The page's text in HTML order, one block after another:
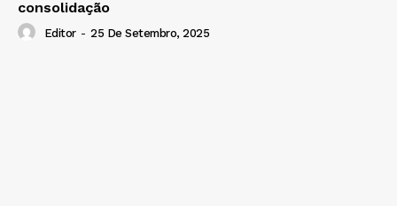
consolidação
Editor - 25 De Setembro, 2025